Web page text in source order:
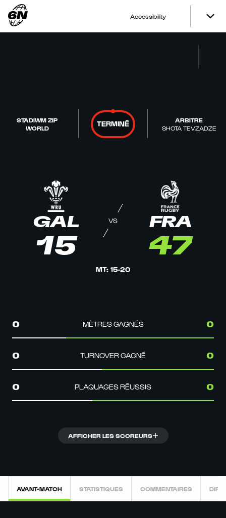
Accessibility
STADIWM ZIP
WORLD
TERMINÉ
ARBITRE
SHOTA TEVZADZE
GAL
15
VS FRA
47
MT: 15-20
0 MÈTRES GAGNÉS 0
0 TURNOVER GAGNÉ 0
0 PLAQUAGES RÉUSSIS 0
AFFICHER LES SCOREURS
AVANT-MATCH STATISTIQUES COMMENTAIRES